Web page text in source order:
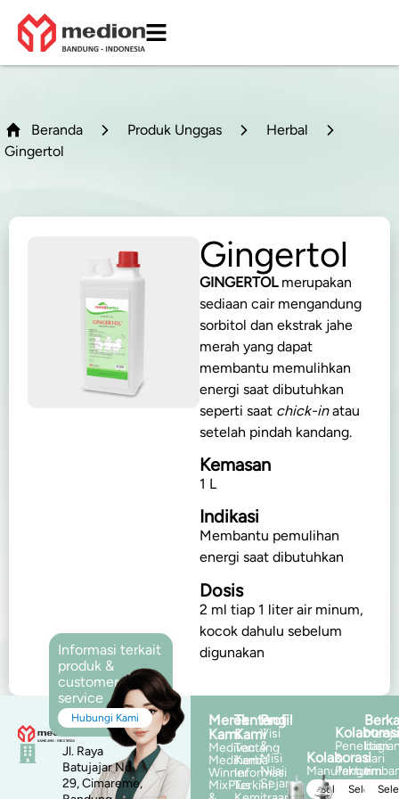
Beranda Produk Unggas
Herbal
Gingertol
Gingertol
GINGERTOLmerupakan
sediaan cair mengandung
sorbitol dan ekstrak jahe
merah yang dapat
membantu memulihkan
energi saat dibutuhkan
seperti saat chick-inatau
setelah pindah kandang.
Kemasan
1 L
Indikasi
Membantu pemulihan
energi saat dibutuhkan
Dosis
2 ml tiap 1 liter air minum,
kocok dahulu sebelum
digunakan
Jl. Raya
Batujajar No.
29, Cimareme,
Informasi terkait
produk &
customer
service
Hubungi Kami
Merek
Kami
Medivac
Mediherba
Winner
MixPlus
Tentang
Kami
Tentang
Kami
Informasi
Terkini
Profil
Visi
&
Misi
Nilai
Sejarah
Kolaborasi
Manufaktur
Selengkapnya
Penelitian
&
dari
tim